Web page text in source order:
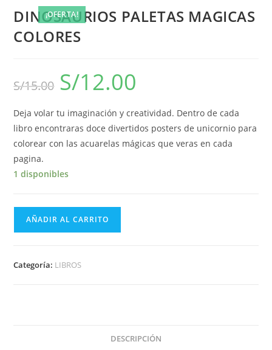
¡OFERTA!
DINOSAURIOS PALETAS MAGICAS
COLORES
S/15.00 S/12.00
Deja volar tu imaginación y creatividad. Dentro de cada
libro encontraras doce divertidos posters de unicornio para
colorear con las acuarelas mágicas que veras en cada
pagina.
1 disponibles
AÑADIR AL CARRITO
Categoría: LIBROS
DESCRIPCIÓN